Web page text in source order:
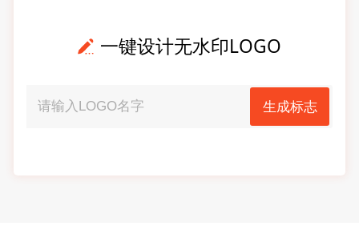
一键设计无水印LOGO
生成标志